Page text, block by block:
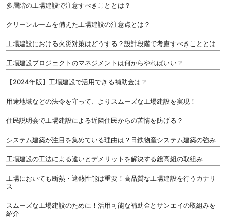
多層階の工場建設で注意すべきこととは？
クリーンルームを備えた工場建設の注意点とは？
工場建設における火災対策はどうする？設計段階で考慮すべきこととは
工場建設プロジェクトのマネジメントは何からやればいい？
【2024年版】工場建設で活用できる補助金は？
用途地域などの法令を守って、よりスムーズな工場建設を実現！
住民説明会で工場建設による近隣住民からの苦情を防げる？
システム建築が注目を集めている理由は？日鉄物産システム建築の強み
工場建設の工法による違いとデメリットを解決する錢高組の取組み
工場においても断熱・遮熱性能は重要！高品質な工場建設を行うカナリ
ス
スムーズな工場建設のために！活用可能な補助金とサンエイの取組みを
紹介